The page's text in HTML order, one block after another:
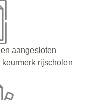
aangesloten
rijscholen